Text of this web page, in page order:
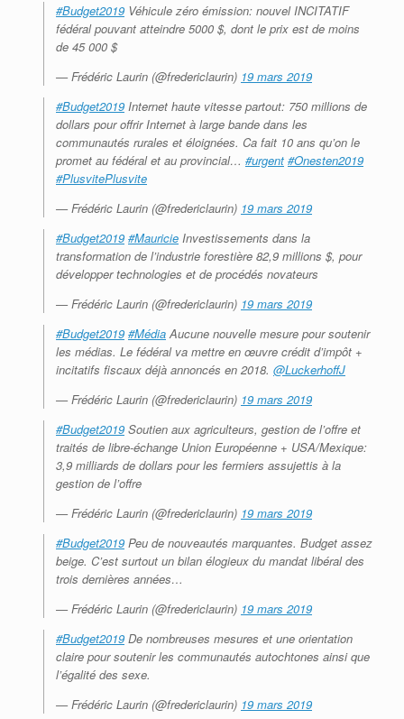
#Budget2019 Véhicule zéro émission: nouvel INCITATIF
fédéral pouvant atteindre 5000 $, dont le prix est de moins
de 45 000 $
— Frédéric Laurin (@fredericlaurin) 19 mars 2019
#Budget2019 Internet haute vitesse partout: 750 millions de
dollars pour offrir Internet à large bande dans les
communautés rurales et éloignées. Ca fait 10 ans qu’on le
promet au fédéral et au provincial… #urgent #Onesten2019
#PlusvitePlusvite
— Frédéric Laurin (@fredericlaurin) 19 mars 2019
#Budget2019 #Mauricie Investissements dans la
transformation de l’industrie forestière 82,9 millions $, pour
développer technologies et de procédés novateurs
— Frédéric Laurin (@fredericlaurin) 19 mars 2019
#Budget2019 #Média Aucune nouvelle mesure pour soutenir
les médias. Le fédéral va mettre en œuvre crédit d’impôt +
incitatifs fiscaux déjà annoncés en 2018. @LuckerhoffJ
— Frédéric Laurin (@fredericlaurin) 19 mars 2019
#Budget2019 Soutien aux agriculteurs, gestion de l’offre et
traités de libre-échange Union Européenne + USA/Mexique:
3,9 milliards de dollars pour les fermiers assujettis à la
gestion de l’offre
— Frédéric Laurin (@fredericlaurin) 19 mars 2019
#Budget2019 Peu de nouveautés marquantes. Budget assez
beige. C’est surtout un bilan élogieux du mandat libéral des
trois dernières années…
— Frédéric Laurin (@fredericlaurin) 19 mars 2019
#Budget2019 De nombreuses mesures et une orientation
claire pour soutenir les communautés autochtones ainsi que
l’égalité des sexe.
— Frédéric Laurin (@fredericlaurin) 19 mars 2019